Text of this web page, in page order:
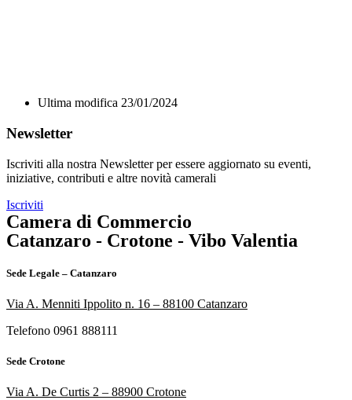
Ultima modifica 23/01/2024
Newsletter
Iscriviti alla nostra Newsletter per essere aggiornato su eventi,
iniziative, contributi e altre novità camerali
Iscriviti
Camera di Commercio
Catanzaro - Crotone - Vibo Valentia
Sede Legale – Catanzaro
Via A. Menniti Ippolito n. 16 – 88100 Catanzaro
Telefono 0961 888111
Sede Crotone
Via A. De Curtis 2 – 88900 Crotone